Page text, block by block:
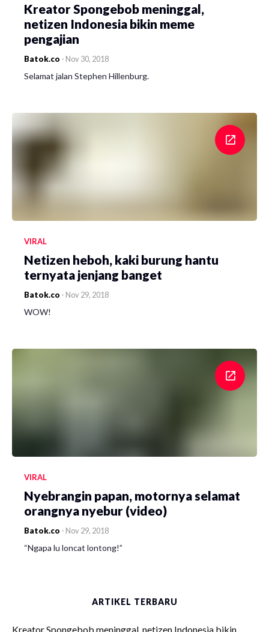
Kreator Spongebob meninggal,
netizen Indonesia bikin meme
pengajian
Batok.co - Nov 30, 2018
Selamat jalan Stephen Hillenburg.
VIRAL
Netizen heboh, kaki burung hantu
ternyata jenjang banget
Batok.co - Nov 29, 2018
WOW!
VIRAL
Nyebrangin papan, motornya selamat
orangnya nyebur (video)
Batok.co - Nov 29, 2018
“Ngapa lu loncat lontong!”
ARTIKEL TERBARU
Kreator Spongebob meninggal, netizen Indonesia bikin